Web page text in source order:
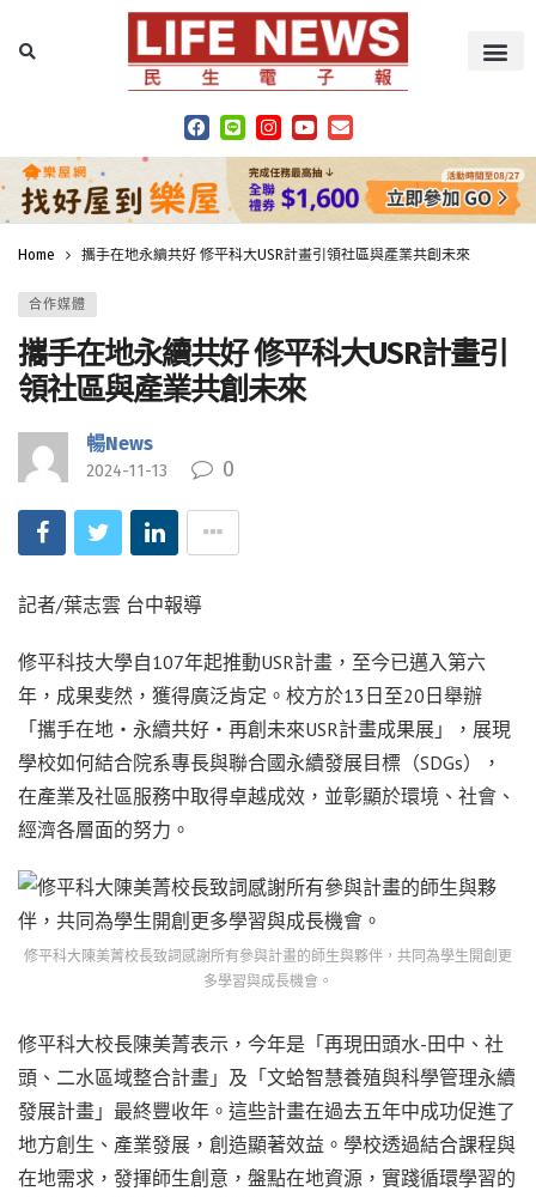
Home 攜手在地永續共好 修平科大USR計畫引領社區與產業共創未來
合作媒體
攜手在地永續共好 修平科大USR計畫引
領社區與產業共創未來
暢News
2024-11-13 0
記者/葉志雲 台中報導
修平科技大學自107年起推動USR計畫，至今已邁入第六
年，成果斐然，獲得廣泛肯定。校方於13日至20日舉辦
「攜手在地‧永續共好‧再創未來USR計畫成果展」，展現
學校如何結合院系專長與聯合國永續發展目標（SDGs），
在產業及社區服務中取得卓越成效，並彰顯於環境、社會、
經濟各層面的努力。
修平科大陳美菁校長致詞感謝所有參與計畫的師生與夥伴，共同為學生開創更
多學習與成長機會。
修平科大校長陳美菁表示，今年是「再現田頭水-田中、社
頭、二水區域整合計畫」及「文蛤智慧養殖與科學管理永續
發展計畫」最終豐收年。這些計畫在過去五年中成功促進了
地方創生、產業發展，創造顯著效益。學校透過結合課程與
在地需求，發揮師生創意，盤點在地資源，實踐循環學習的